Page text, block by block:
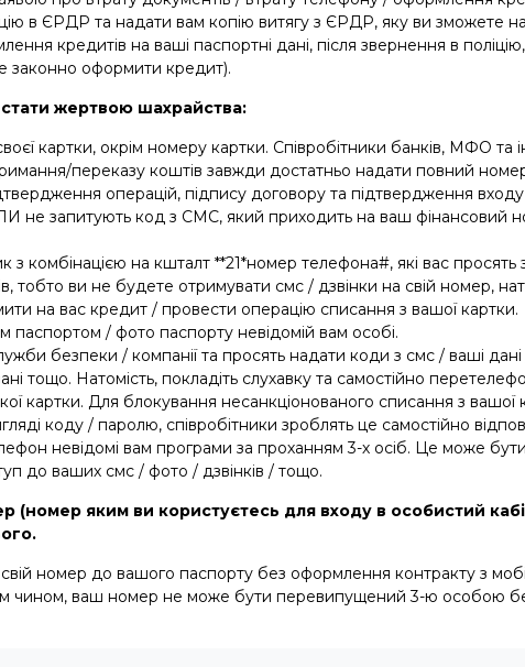
в ЄРДР та надати вам копію витягу з ЄРДР, яку ви зможете
кредитів на ваші паспортні дані, після звернення в
законно оформити кредит).
жертвою шахрайства:
картки, окрім номеру картки. Співробітники банків, МФО та
переказу коштів завжди достатньо надати повний
операцій, підпису договору та підтвердження
не запитують код з СМС, який приходить на ваш фінансовий
з комбінацією на кшталт **21*номер телефона#, які вас
тобто ви не будете отримувати смс / дзвінки на свій номер,
на вас кредит / провести операцію списання з вашої картки.
/ фото паспорту невідомій вам особі.
безпеки / компанії та просять надати коди з смс / ваші дані
тощо. Натомість, покладіть слухавку та самостійно
картки. Для блокування несанкціонованого списання з
коду / паролю, співробітники зроблять це самостійно
невідомі вам програми за проханням 3-х осіб. Це може
до ваших смс / фото / дзвінків / тощо.
(номер яким ви користуєтесь для входу в особистий
номер до вашого паспорту без оформлення контракту з
чином, ваш номер не може бути перевипущений 3-ю особою без